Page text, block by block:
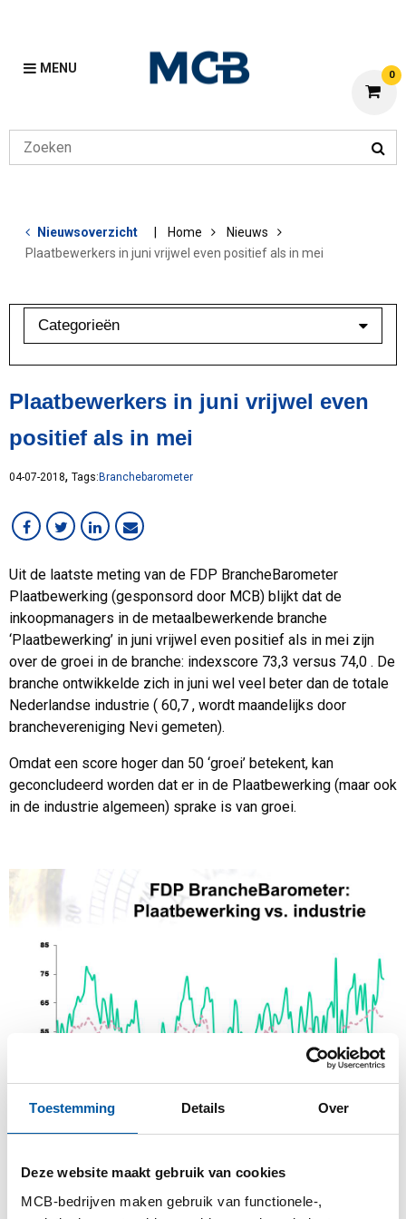
Toestemming Details Over
Deze website maakt gebruik van cookies
MCB-bedrijven maken gebruik van functionele-,
MENU 0
Nieuwsoverzicht Home
Nieuws
Plaatbewerkers in juni vrijwel even positief als in mei
Categorieën
Overig
Services
Werken bij MCB
Plaatbewerkers in juni vrijwel even
positief als in mei
04-07-2018, Tags: Branchebarometer
Uit de laatste meting van de FDP BrancheBarometer
Plaatbewerking (gesponsord door MCB) blijkt dat de
inkoopmanagers in de metaalbewerkende branche
‘Plaatbewerking’ in juni vrijwel even positief als in mei zijn
over de groei in de branche: indexscore 73,3 versus 74,0 . De
branche ontwikkelde zich in juni wel veel beter dan de totale
Nederlandse industrie ( 60,7 , wordt maandelijks door
branchevereniging Nevi gemeten).
Omdat een score hoger dan 50 ‘groei’ betekent, kan
geconcludeerd worden dat er in de Plaatbewerking (maar ook
in de industrie algemeen) sprake is van groei.
Opmerking: de relatieve vlakheid van de Nevi-lijn is te
verklaren met de grote verscheidenheid aan industrieën